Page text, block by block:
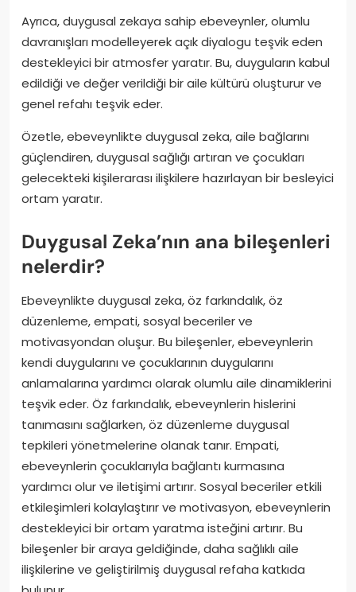
Ayrıca, duygusal zekaya sahip ebeveynler, olumlu
davranışları modelleyerek açık diyalogu teşvik eden
destekleyici bir atmosfer yaratır. Bu, duyguların kabul
edildiği ve değer verildiği bir aile kültürü oluşturur ve
genel refahı teşvik eder.
Özetle, ebeveynlikte duygusal zeka, aile bağlarını
güçlendiren, duygusal sağlığı artıran ve çocukları
gelecekteki kişilerarası ilişkilere hazırlayan bir besleyici
ortam yaratır.
Duygusal Zeka’nın ana bileşenleri
nelerdir?
Ebeveynlikte duygusal zeka, öz farkındalık, öz
düzenleme, empati, sosyal beceriler ve
motivasyondan oluşur. Bu bileşenler, ebeveynlerin
kendi duygularını ve çocuklarının duygularını
anlamalarına yardımcı olarak olumlu aile dinamiklerini
teşvik eder. Öz farkındalık, ebeveynlerin hislerini
tanımasını sağlarken, öz düzenleme duygusal
tepkileri yönetmelerine olanak tanır. Empati,
ebeveynlerin çocuklarıyla bağlantı kurmasına
yardımcı olur ve iletişimi artırır. Sosyal beceriler etkili
etkileşimleri kolaylaştırır ve motivasyon, ebeveynlerin
destekleyici bir ortam yaratma isteğini artırır. Bu
bileşenler bir araya geldiğinde, daha sağlıklı aile
ilişkilerine ve geliştirilmiş duygusal refaha katkıda